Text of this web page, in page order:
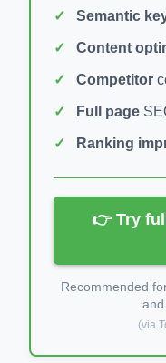
Semantic
Content
Competitor
Full page
Ranking
👉 Try
Recommended
and
(via